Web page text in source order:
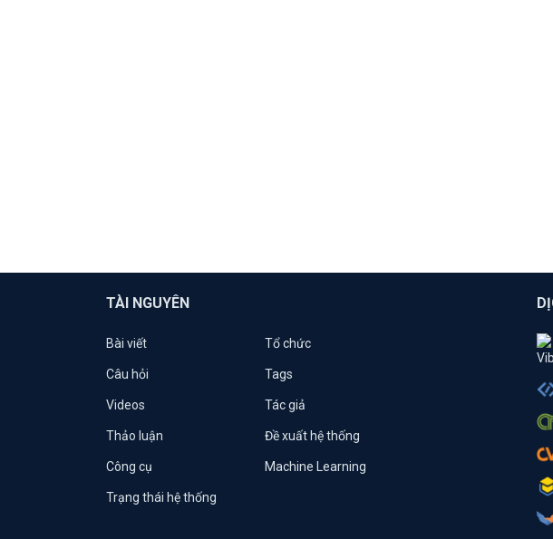
TÀI NGUYÊN
Bài viết Tổ chức
Câu hỏi Tags
Videos Tác giả
Thảo luận Đề xuất hệ thống
Công cụ Machine Learning
Trạng thái hệ thống